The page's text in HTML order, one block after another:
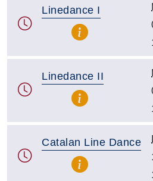
Linedance I
Linedance II
Catalan Line Dance